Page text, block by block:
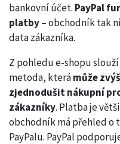
bankovní účet. PayPal
platby– obchodník tak
data zákazníka.
Z pohledu e-shopu slouží
metoda, kterámůže
zjednodušit nákupní
zákazníky. Platba je
obchodník má přehled o
PayPalu. PayPal